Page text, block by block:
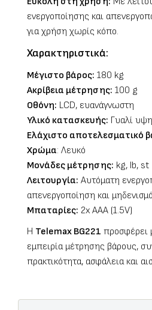
ενεργοποίησης και
για χρήση χωρίς κόπο.
Χαρακτηριστικά:
Μέγιστο βάρος: 180 kg
Ακρίβεια μέτρησης: 100 g
Οθόνη: LCD, ευανάγνωστη
Υλικό κατασκευής: Γυαλί
Ελάχιστο αποτελεσματικό
Χρώμα: Λευκό
Μονάδες μέτρησης: kg, lb, st
Λειτουργία: Αυτόματη
απενεργοποίηση και
Μπαταρίες: 2x AAA (1.5V)
Η Telemax BG221 προσφέρει
εμπειρία μέτρησης βάρους,
πρακτικότητα, ασφάλεια και